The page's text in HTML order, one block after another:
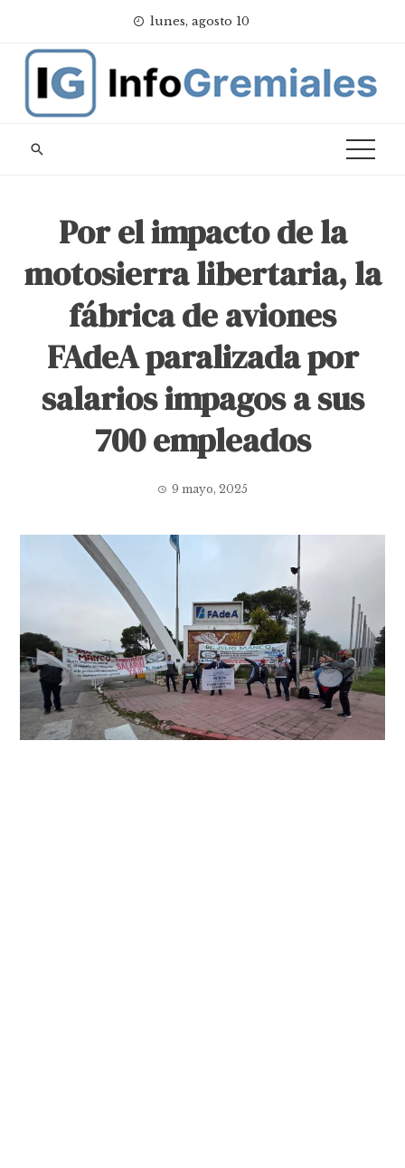
content
lunes, agosto 10
Por el impacto de la
motosierra libertaria, la
fábrica de aviones
FAdeA paralizada por
salarios impagos a sus
700 empleados
9 mayo, 2025